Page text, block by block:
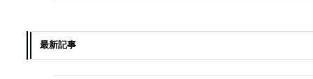
最新記事